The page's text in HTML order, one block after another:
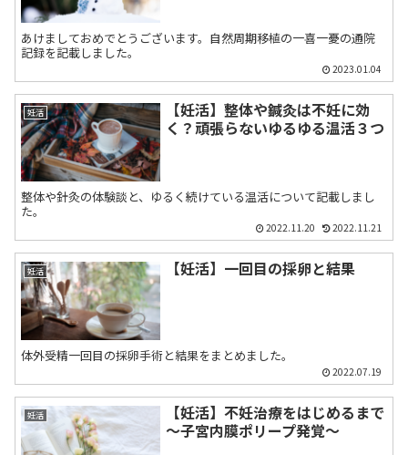
あけましておめでとうございます。自然周期移植の一喜一憂の通院
記録を記載しました。
2023.01.04
妊活
【妊活】整体や鍼灸は不妊に効
く？頑張らないゆるゆる温活３つ
整体や針灸の体験談と、ゆるく続けている温活について記載しまし
た。
2022.11.20 2022.11.21
妊活 【妊活】一回目の採卵と結果
体外受精一回目の採卵手術と結果をまとめました。
2022.07.19
妊活
【妊活】不妊治療をはじめるまで
～子宮内膜ポリープ発覚～